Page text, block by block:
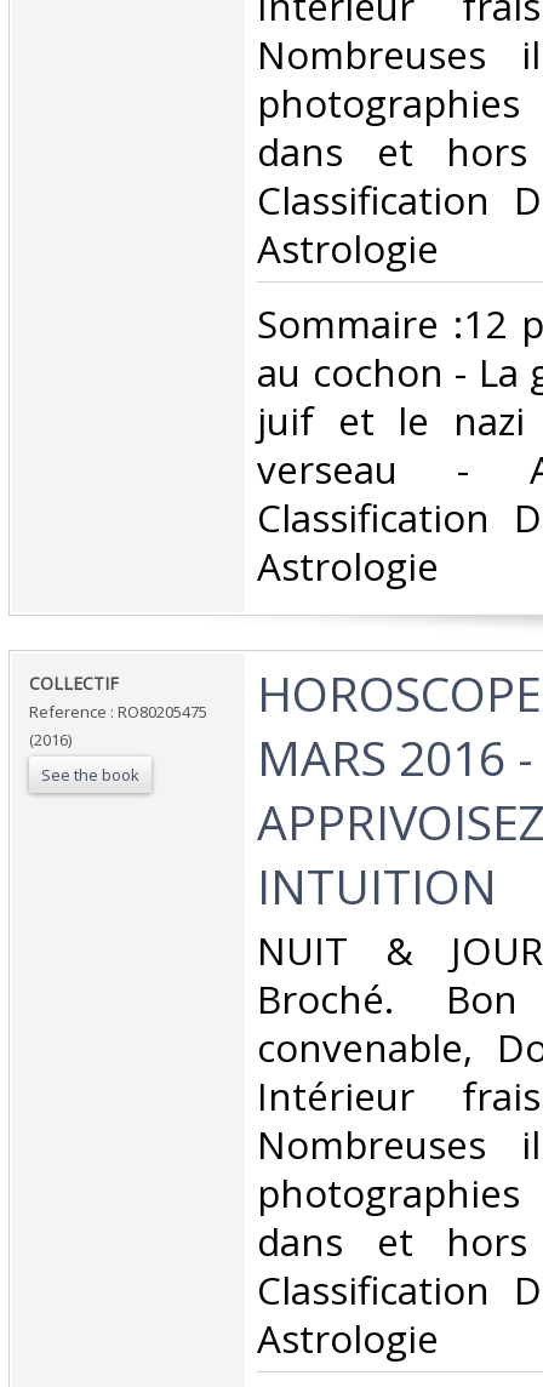
Nombreuses
dans et
Classification
Astrologie‎
‎Sommaire :12
au cochon - La
juif et le nazi
verseau -
Classification
Astrologie‎
‎COLLECTIF‎
Reference : RO80205475
(2016)
See the book
MARS 2016 -
INTUITION‎
‎NUIT &
Broché.
convenable,
Intérieur
Nombreuses
dans et
Classification
Astrologie‎